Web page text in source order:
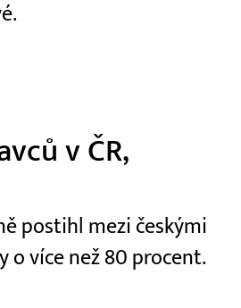
v ČR,
postihl mezi českými
o více než 80 procent.